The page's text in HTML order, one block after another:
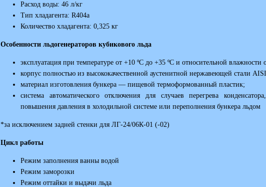
Расход воды: 46 л/кг
Тип хладагента: R404a
Количество хладагента: 0,325 кг
Особенности льдогенераторов кубикового льда
эксплуатация при температуре от +10 ºС до +35 ºС и относительной влажности
корпус полностью из высококачественной аустенитной нержавеющей стали
материал изготовления бункера — пищевой термоформованный пластик;
система автоматического отключения для случаев перегрева
повышения давления в холодильной системе или переполнения бункера льдом
*за исключением задней стенки для ЛГ-24/06К-01 (-02)
Цикл работы
Режим заполнения ванны водой
Режим заморозки
Режим оттайки и выдачи льда